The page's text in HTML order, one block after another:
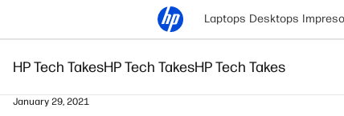
Laptops Desktops
HP Tech TakesHP Tech TakesHP Tech Takes
January 29, 2021